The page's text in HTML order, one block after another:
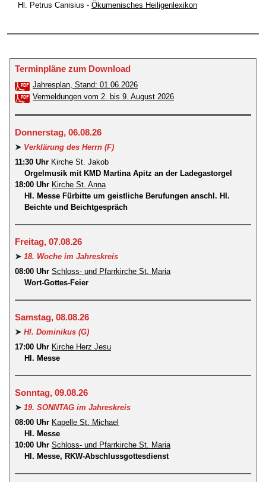
Hl. Petrus Canisius - Ökumenisches Heiligenlexikon
Terminpläne zum Download
Jahresplan, Stand: 01.06.2026
Vermeldungen vom 2. bis 9. August 2026
Donnerstag, 06.08.26
➤ Verklärung des Herrn (F)
11:30 Uhr Kirche St. Jakob
Orgelmusik mit KMD Martina Apitz an der Ladegastorgel
18:00 Uhr Kirche St. Anna
Hl. Messe Fürbitte um geistliche Berufungen anschl. Hl.
Beichte und Beichtgespräch
Freitag, 07.08.26
➤ 18. Woche im Jahreskreis
08:00 Uhr Schloss- und Pfarrkirche St. Maria
Wort-Gottes-Feier
Samstag, 08.08.26
➤ Hl. Dominikus (G)
17:00 Uhr Kirche Herz Jesu
Hl. Messe
Sonntag, 09.08.26
➤ 19. SONNTAG im Jahreskreis
08:00 Uhr Kapelle St. Michael
Hl. Messe
10:00 Uhr Schloss- und Pfarrkirche St. Maria
Hl. Messe, RKW-Abschlussgottesdienst